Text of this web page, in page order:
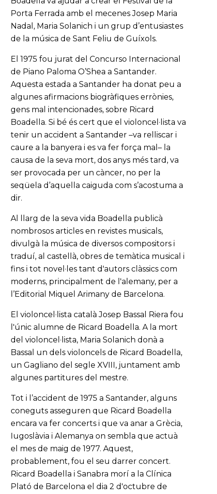
Porta Ferrada amb el mecenes Josep Maria
Nadal, Maria Solanich i un grup d’entusiastes
de la música de Sant Feliu de Guíxols.
El 1975 fou jurat del Concurso Internacional
de Piano Paloma O’Shea a Santander.
Aquesta estada a Santander ha donat peu a
algunes afirmacions biogràfiques errònies,
gens mal intencionades, sobre Ricard
Boadella. Si bé és cert que el violoncel·lista va
tenir un accident a Santander –va relliscar i
caure a la banyera i es va fer força mal– la
causa de la seva mort, dos anys més tard, va
ser provocada per un càncer, no per la
seqüela d’aquella caiguda com s’acostuma a
dir.
Al llarg de la seva vida Boadella publicà
nombrosos articles en revistes musicals,
divulgà la música de diversos compositors i
traduí, al castellà, obres de temàtica musical i
fins i tot novel·les tant d'autors clàssics com
moderns, principalment de l'alemany, per a
l’Editorial Miquel Arimany de Barcelona.
El violoncel·lista català Josep Bassal Riera fou
l'únic alumne de Ricard Boadella. A la mort
del violoncel·lista, Maria Solanich donà a
Bassal un dels violoncels de Ricard Boadella,
un Gagliano del segle XVIII, juntament amb
algunes partitures del mestre.
Tot i l’accident de 1975 a Santander, alguns
coneguts asseguren que Ricard Boadella
encara va fer concerts i que va anar a Grècia,
Iugoslàvia i Alemanya on sembla que actuà
el mes de maig de 1977. Aquest,
probablement, fou el seu darrer concert.
Ricard Boadella i Sanabra morí a la Clínica
Plató de Barcelona el dia 2 d'octubre de